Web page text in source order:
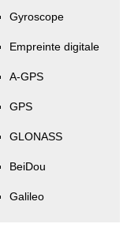
Gyroscope
Empreinte digitale
A-GPS
GPS
GLONASS
BeiDou
Galileo